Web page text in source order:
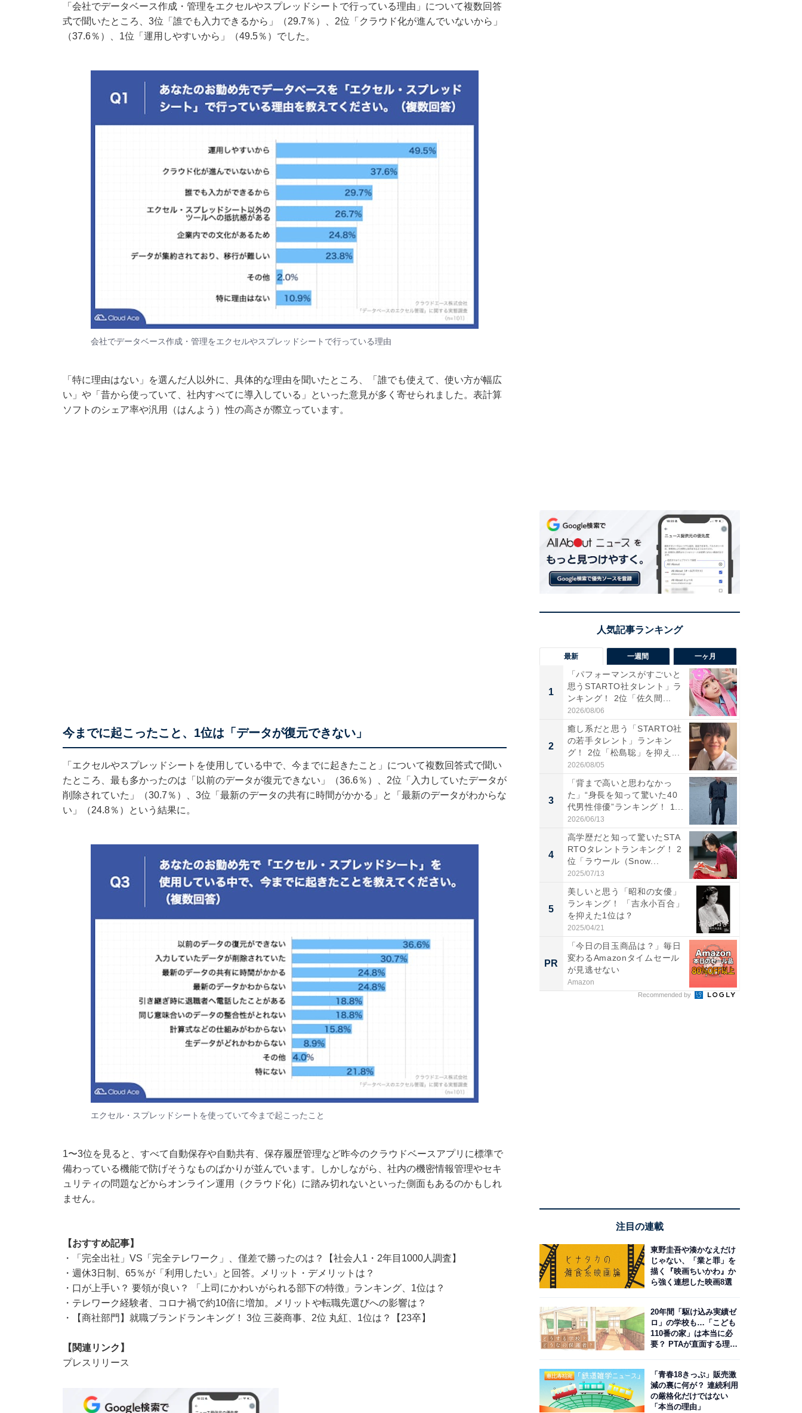
「会社でデータベース作成・管理をエクセルやスプレッドシートで行っている理由」について複数回答
式で聞いたところ、3位「誰でも入力できるから」（29.7％）、2位「クラウド化が進んでいないから」
（37.6％）、1位「運用しやすいから」（49.5％）でした。
会社でデータベース作成・管理をエクセルやスプレッドシートで行っている理由
「特に理由はない」を選んだ人以外に、具体的な理由を聞いたところ、「誰でも使えて、使い方が幅広
い」や「昔から使っていて、社内すべてに導入している」といった意見が多く寄せられました。表計算
ソフトのシェア率や汎用（はんよう）性の高さが際立っています。
今までに起こったこと、1位は「データが復元できない」
「エクセルやスプレッドシートを使用している中で、今までに起きたこと」について複数回答式で聞い
たところ、最も多かったのは「以前のデータが復元できない」（36.6％）、2位「入力していたデータが
削除されていた」（30.7％）、3位「最新のデータの共有に時間がかかる」と「最新のデータがわからな
い」（24.8％）という結果に。
エクセル・スプレッドシートを使っていて今まで起こったこと
1〜3位を見ると、すべて自動保存や自動共有、保存履歴管理など昨今のクラウドベースアプリに標準で
備わっている機能で防げそうなものばかりが並んでいます。しかしながら、社内の機密情報管理やセキ
ュリティの問題などからオンライン運用（クラウド化）に踏み切れないといった側面もあるのかもしれ
ません。
【おすすめ記事】
・
「完全出社」VS「完全テレワーク」、僅差で勝ったのは？【社会人1・2年目1000人調査】
・ 週休3日制、65％が「利用したい」と回答。メリット・デメリットは？
・ 口が上手い？ 要領が良い？ 「上司にかわいがられる部下の特徴」ランキング、1位は？
・ テレワーク経験者、コロナ禍で約10倍に増加。メリットや転職先選びへの影響は？
・
【商社部門】就職ブランドランキング！ 3位 三菱商事、2位 丸紅、1位は？【23卒】
【関連リンク】
プレスリリース
最新 一週間 一ヶ月
1
「パフォーマンスがすごいと
思うSTARTO社タレント」ラ
ンキング！ 2位「佐久間...
2026/08/06
2
癒し系だと思う「STARTO社
の若手タレント」ランキン
グ！ 2位「松島聡」を抑え...
2026/08/05
3
「背まで高いと思わなかっ
た」“身長を知って驚いた40
代男性俳優”ランキング！ 1...
2026/06/13
4
高学歴だと知って驚いたSTA
RTOタレントランキング！ 2
位「ラウール（Snow...
2025/07/13
5
美しいと思う「昭和の女優」
ランキング！ 「吉永小百合」
を抑えた1位は？
2025/04/21
PR
「今日の目玉商品は？」毎日
変わるAmazonタイムセール
が見逃せない
Amazon
Recommended by
注目の連載
東野圭吾や湊かなえだけ
じゃない、「業と罪」を
描く『映画ちいかわ』か
ら強く連想した映画8選
20年間「駆け込み実績ゼ
ロ」の学校も…「こども
110番の家」は本当に必
要？ PTAが直面する理想
「青春18きっぷ」販売激
減の裏に何が？ 連続利用
の厳格化だけではない
「本当の理由」